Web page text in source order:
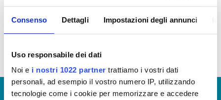
Consenso Dettagli Impostazioni degli annunci
Uso responsabile dei dati
Noi e i nostri 1022 partner trattiamo i vostri dati
personali, ad esempio il vostro numero IP, utilizzando
tecnologie come i cookie per memorizzare e accedere
dall'Assemblea dell'Autorità di Ambito nel 2016
(clicca qui)
© Copyright 2017 - 2026
GLOSSARIO